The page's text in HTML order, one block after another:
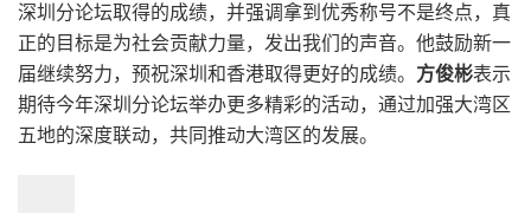
深圳分论坛取得的成绩，并强调拿到优秀称号不是终点，真
正的目标是为社会贡献力量，发出我们的声音。他鼓励新一
届继续努力，预祝深圳和香港取得更好的成绩。 方俊彬表示
期待今年深圳分论坛举办更多精彩的活动，通过加强大湾区
五地的深度联动，共同推动大湾区的发展。